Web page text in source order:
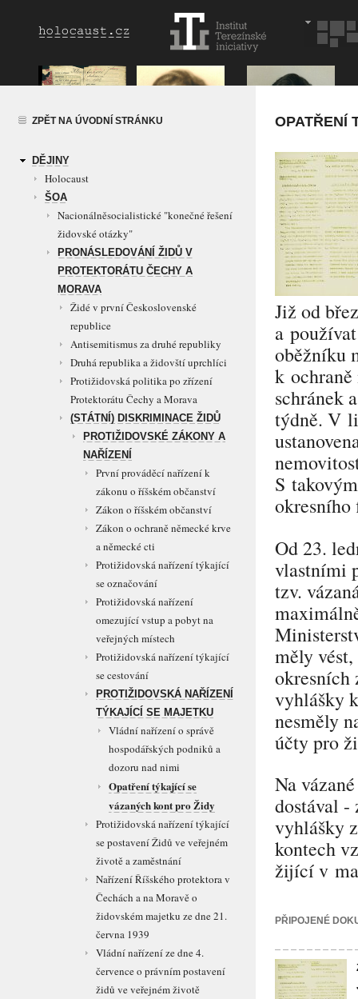
ZPĚT NA ÚVODNÍ STRÁNKU
DĚJINY
Holocaust
ŠOA
Nacionálněsocialistické "konečné řešení
židovské otázky"
PRONÁSLEDOVÁNÍ ŽIDŮ V
PROTEKTORÁTU ČECHY A
MORAVA
Židé v první Československé
republice
Antisemitismus za druhé republiky
Druhá republika a židovští uprchlíci
Protižidovská politika po zřízení
Protektorátu Čechy a Morava
(STÁTNÍ) DISKRIMINACE ŽIDŮ
PROTIŽIDOVSKÉ ZÁKONY A
NAŘÍZENÍ
První prováděcí nařízení k
zákonu o říšském občanství
Zákon o říšském občanství
Zákon o ochraně německé krve
a německé cti
Protižidovská nařízení týkající
se označování
Protižidovská nařízení
omezující vstup a pobyt na
veřejných místech
Protižidovská nařízení týkající
se cestování
PROTIŽIDOVSKÁ NAŘÍZENÍ
TÝKAJÍCÍ SE MAJETKU
Vládní nařízení o správě
hospodářských podniků a
dozoru nad nimi
Opatření týkající se
vázaných kont pro Židy
Protižidovská nařízení týkající
se postavení Židů ve veřejném
životě a zaměstnání
Nařízení Říšského protektora v
Čechách a na Moravě o
židovském majetku ze dne 21.
června 1939
Vládní nařízení ze dne 4.
července o právním postavení
židů ve veřejném životě
OPATŘENÍ
Již od
a
oběžníku
k ochraně
schránek
týdně. V
S
Od 23.
vlastními
tzv.
měly
okresních
vyhlášky
nesměly
účty pro
Na
dostával -
vyhlášky
kontech
žijící v
PŘIPOJENÉ